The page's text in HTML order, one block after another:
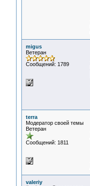
migus
Ветеран
Сообщений: 1789
terra
Модератор своей темы
Ветеран
Сообщений: 1811
valeriy